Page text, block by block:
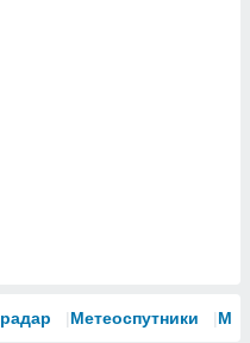
Метеоспутники